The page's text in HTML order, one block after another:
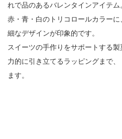
れで品のあるバレンタインアイテム
赤・青・白のトリコロールカラー
細なデザインが印象的です。
スイーツの手作りをサポートする
力的に引き立てるラッピングまで
ます。